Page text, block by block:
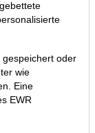
ich
oder
wie
Eine
EWR